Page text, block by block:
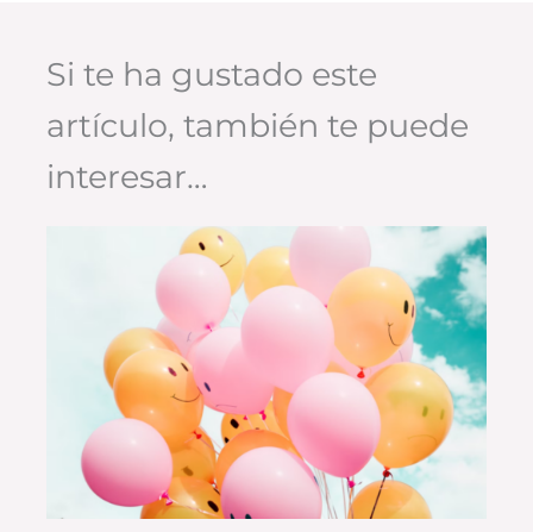
Si te ha gustado este
artículo, también te puede
interesar…